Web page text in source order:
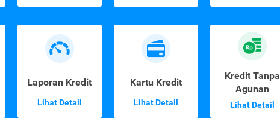
Laporan Kredit
Lihat Detail
Kartu Kredit
Lihat Detail
Kredit Tanpa
Agunan
Lihat Detail